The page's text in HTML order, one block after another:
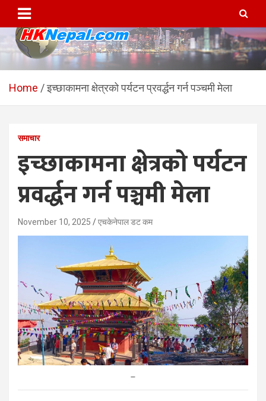
content
HKNepal.com – हङकङबाट
सञ्चालित पहिलो नेपाली अनलाईन
hknepal, hknepal.com, hk nepal, hk nepal com
Home इच्छाकामना क्षेत्रको पर्यटन प्रवर्द्धन गर्न पञ्चमी मेला
समाचार
इच्छाकामना क्षेत्रको पर्यटन
प्रवर्द्धन गर्न पञ्चमी मेला
November 10, 2025 एचकेनेपाल डट कम
–